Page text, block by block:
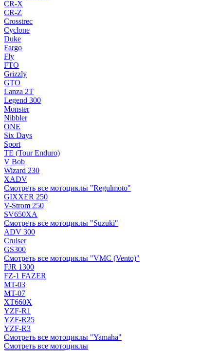
CR-X
CR-Z
Crosstrec
Cyclone
Duke
Fargo
Fly
FTO
Grizzly
GTO
Lanza 2T
Legend 300
Monster
Nibbler
ONE
Six Days
Sport
TE (Tour Enduro)
V Bob
Wizard 230
XADV
Смотреть все мотоциклы "Regulmoto"
GIXXER 250
V-Strom 250
SV650XA
Смотреть все мотоциклы "Suzuki"
ADV 300
Cruiser
GS300
Смотреть все мотоциклы "VMC (Vento)"
FJR 1300
FZ-1 FAZER
MT-03
MT-07
XT660X
YZF-R1
YZF-R25
YZF-R3
Смотреть все мотоциклы "Yamaha"
Смотреть все мотоциклы